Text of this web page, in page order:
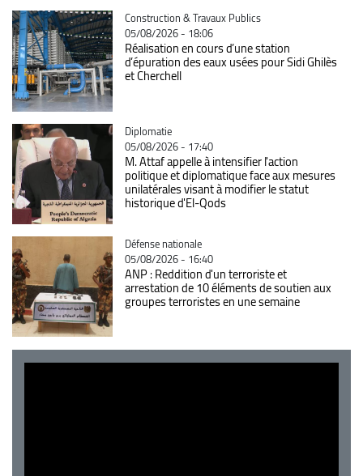
Catégorie
Construction & Travaux Publics
05/08/2026 - 18:06
Réalisation en cours d’une station
d’épuration des eaux usées pour Sidi Ghilès
et Cherchell
Catégorie
Diplomatie
05/08/2026 - 17:40
M. Attaf appelle à intensifier l'action
politique et diplomatique face aux mesures
unilatérales visant à modifier le statut
historique d'El-Qods
Catégorie
Défense nationale
05/08/2026 - 16:40
ANP : Reddition d'un terroriste et
arrestation de 10 éléments de soutien aux
groupes terroristes en une semaine